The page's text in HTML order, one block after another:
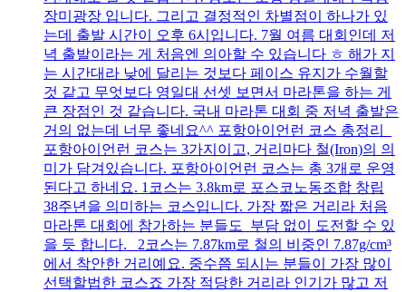
장미광장 입니다. 그리고 결정적인 차별점이 하나가 있
는데 출발 시간이 오후 6시입니다. 7월 여름 대회인데 저
녁 출발이라는 게 처음엔 의아할 수 있습니다 ㅎ 해가 지
는 시간대라 낮에 달리는 것보다 페이스 유지가 수월할
것 같고 무엇보다 영일대 선셋 보면서 마라톤을 하는 게
큰 장점인 것 같습니다. 국내 마라톤 대회 중 저녁 출발은
거의 없는데 너무 좋네요^^ 포항아이언런 코스 총정리
포항아이언런 코스는 3가지이고, 거리마다 철(Iron)의 의
미가 담겨있습니다. 포항아이언런 코스는 총 3개로 운영
된다고 하네요. 1코스는 3.8km로 포스코노동조합 창립
38주년을 의미하는 코스입니다. 가장 짧은 거리라 처음
마라톤 대회에 참가하는 분들도 부담 없이 도전할 수 있
을 듯 합니다. 2코스는 7.87km로 철의 비중인 7.87g/cm³
에서 착안한 거리예요. 중수쯤 되시는 분들이 가장 많이
선택할법한 코스죠 가장 적당한 거리라 인기가 많고 저